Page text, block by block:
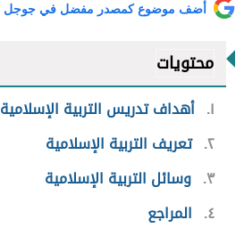
أضف موضوع كمصدر مفضل في جوجل
محتويات
١ أهداف تدريس التربية الإسلامية
٢ تعريف التربية الإسلامية
٣ وسائل التربية الإسلامية
٤
المراجع